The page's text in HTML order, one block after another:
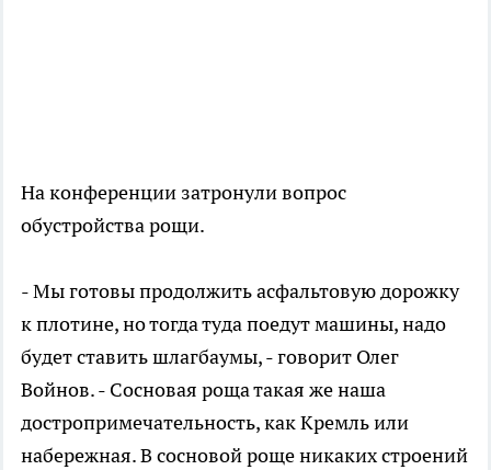
На конференции затронули вопрос
обустройства рощи.
- Мы готовы продолжить асфальтовую дорожку
к плотине, но тогда туда поедут машины, надо
будет ставить шлагбаумы, - говорит Олег
Войнов. - Сосновая роща такая же наша
достропримечательность, как Кремль или
набережная. В сосновой роще никаких строений